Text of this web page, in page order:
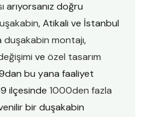
arıyorsanız doğru
, Atikali ve İstanbul
duşakabin montajı,
ve özel tasarım
bu yana faaliyet
ilçesinde 1000den fazla
bir duşakabin